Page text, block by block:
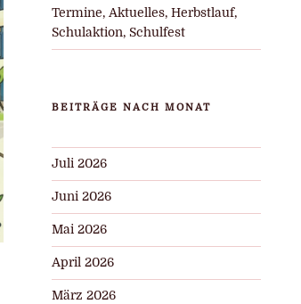
Termine, Aktuelles, Herbstlauf,
Schulaktion, Schulfest
BEITRÄGE NACH MONAT
Juli 2026
Juni 2026
Mai 2026
April 2026
März 2026